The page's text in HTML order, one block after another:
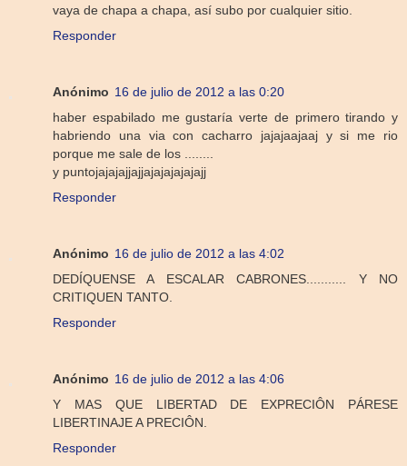
vaya de chapa a chapa, así subo por cualquier sitio.
Responder
Anónimo 16 de julio de 2012 a las 0:20
haber espabilado me gustaría verte de primero tirando y
habriendo una via con cacharro jajajaajaaj y si me rio
porque me sale de los ........
y puntojajajajjajjajajajajajajj
Responder
Anónimo 16 de julio de 2012 a las 4:02
DEDÍQUENSE A ESCALAR CABRONES........... Y NO
CRITIQUEN TANTO.
Responder
Anónimo 16 de julio de 2012 a las 4:06
Y MAS QUE LIBERTAD DE EXPRECIÔN PÁRESE
LIBERTINAJE A PRECIÔN.
Responder